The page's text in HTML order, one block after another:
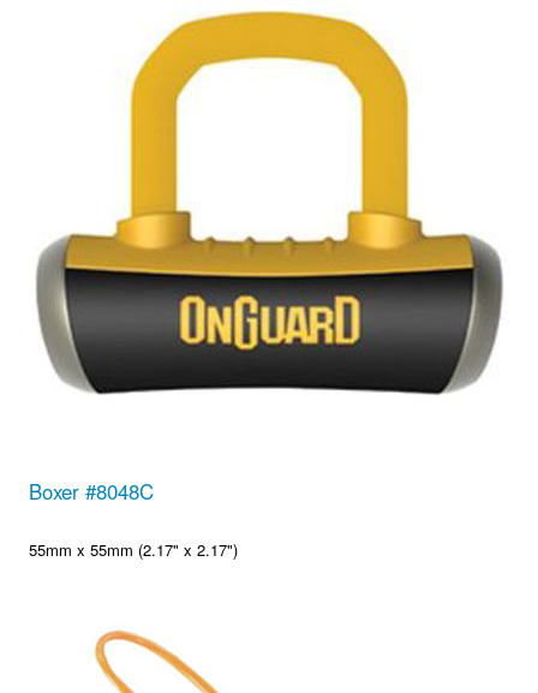
Boxer #8048C
55mm x 55mm (2.17" x 2.17")